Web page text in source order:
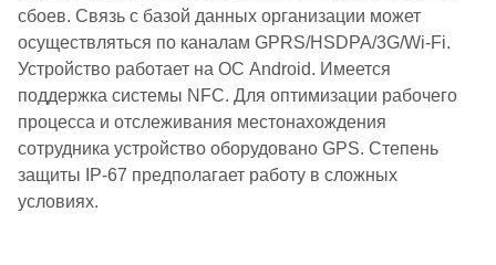
сбоев. Связь с базой данных организации может
осуществляться по каналам GPRS/HSDPA/3G/Wi-Fi.
Устройство работает на ОС Android. Имеется
поддержка системы NFC. Для оптимизации рабочего
процесса и отслеживания местонахождения
сотрудника устройство оборудовано GPS. Степень
защиты IP-67 предполагает работу в сложных
условиях.